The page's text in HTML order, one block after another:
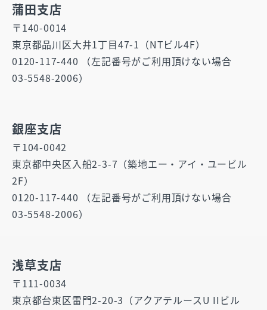
蒲田支店
〒140-0014
東京都品川区大井1丁目47-1（NTビル4F）
0120-117-440 （左記番号がご利用頂けない場合
03-5548-2006）
銀座支店
〒104-0042
東京都中央区入船2-3-7（築地エー・アイ・ユービル
2F）
0120-117-440 （左記番号がご利用頂けない場合
03-5548-2006）
浅草支店
〒111-0034
東京都台東区雷門2-20-3（アクアテルースU IIビル